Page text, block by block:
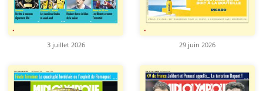
3 juillet 2026 29 juin 2026